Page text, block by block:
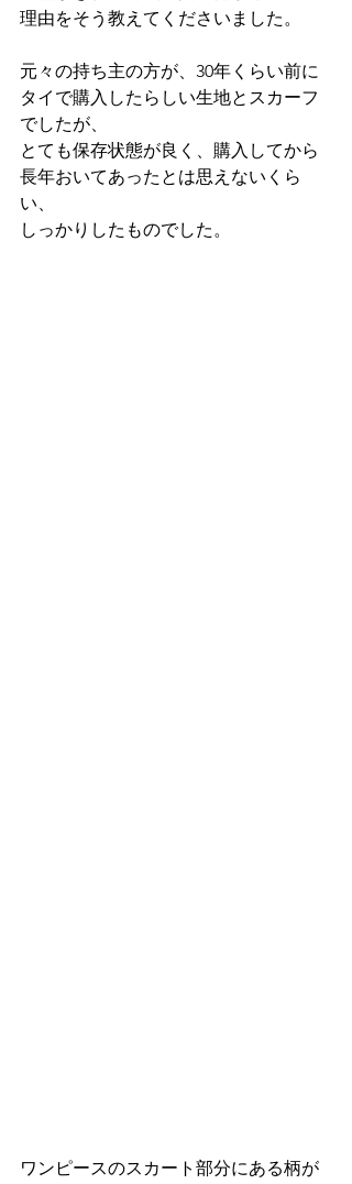
理由をそう教えてくださいました。
元々の持ち主の方が、30年くらい前に
タイで購入したらしい生地とスカーフ
でしたが、
とても保存状態が良く、購入してから
長年おいてあったとは思えないくら
い、
しっかりしたものでした。
ワンピースのスカート部分にある柄が